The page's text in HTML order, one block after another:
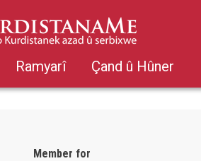
Ramyarî Çand û Hûner
Member for